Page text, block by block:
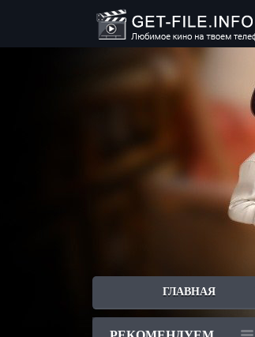
ГЛАВНАЯ